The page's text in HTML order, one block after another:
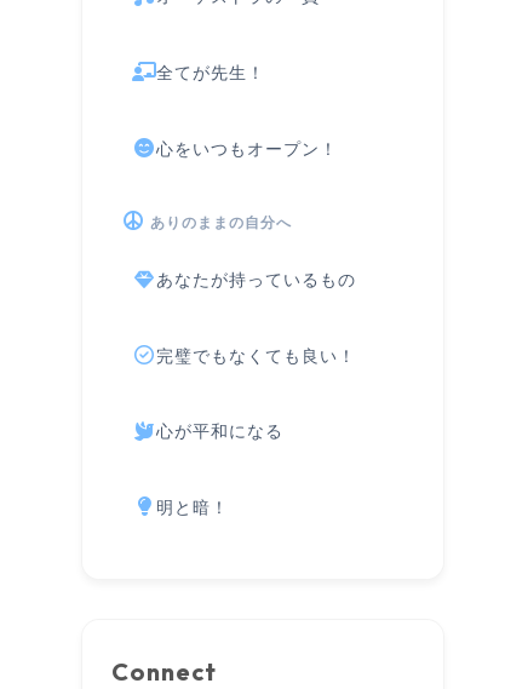
全てが先生！
心をいつもオープン！
ありのままの自分へ
あなたが持っているもの
完璧でもなくても良い！
心が平和になる
明と暗！
Connect